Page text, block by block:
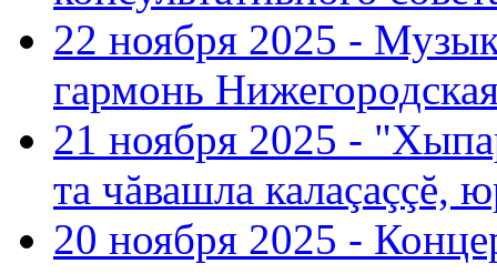
22 ноября 2025 -
гармонь
21 ноября 2025 -
та чăвашла калаçаççĕ,
20 ноября 2025 -